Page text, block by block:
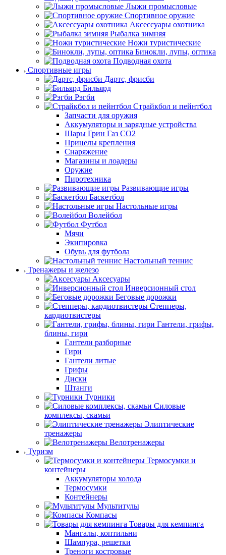
Лыжи промысловые
Спортивное оружие
Аксессуары охотника
Рыбалка зимняя
Ножи туристические
Бинокли, лупы, оптика
Подводная охота
Спортивные игры
Дартс, фрисби
Бильярд
Рэгби
Страйкбол и пейнтбол
Запчасти для оружия
Аккумуляторы и зарядные устройства
Шары Грин Газ СО2
Прицелы крепления
Снаряжение
Магазины и лоадеры
Оружие
Пиротехника
Развивающие игры
Баскетбол
Настольные игры
Волейбол
Футбол
Мячи
Экипировка
Обувь для футбола
Настольный теннис
Тренажеры и железо
Аксесуары
Инверсионный стол
Беговые дорожки
Степперы,
кардиотвистеры
Гантели, грифы,
блины, гири
Гантели разборные
Гири
Гантели литые
Грифы
Диски
Штанги
Турники
Силовые
комплексы, скамьи
Элиптические
тренажеры
Велотренажеры
Туризм
Термосумки и
контейнеры
Аккумуляторы холода
Термосумки
Контейнеры
Мультитулы
Компасы
Товары для кемпинга
Мангалы, коптильни
Шампура, решетки
Треноги костровые